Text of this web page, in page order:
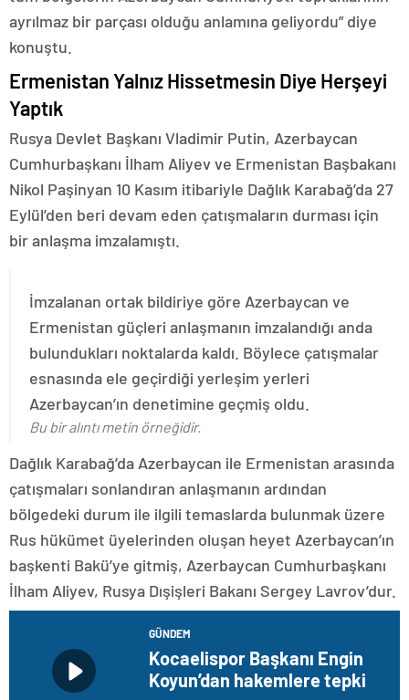
ayrılmaz bir parçası olduğu anlamına geliyordu” diye
konuştu.
Ermenistan Yalnız Hissetmesin Diye Herşeyi
Yaptık
Rusya Devlet Başkanı Vladimir Putin, Azerbaycan
Cumhurbaşkanı İlham Aliyev ve Ermenistan Başbakanı
Nikol Paşinyan 10 Kasım itibariyle Dağlık Karabağ’da 27
Eylül’den beri devam eden çatışmaların durması için
bir anlaşma imzalamıştı.
İmzalanan ortak bildiriye göre Azerbaycan ve
Ermenistan güçleri anlaşmanın imzalandığı anda
bulundukları noktalarda kaldı. Böylece çatışmalar
esnasında ele geçirdiği yerleşim yerleri
Azerbaycan’ın denetimine geçmiş oldu.
Bu bir alıntı metin örneğidir.
Dağlık Karabağ’da Azerbaycan ile Ermenistan arasında
çatışmaları sonlandıran anlaşmanın ardından
bölgedeki durum ile ilgili temaslarda bulunmak üzere
Rus hükümet üyelerinden oluşan heyet Azerbaycan’ın
başkenti Bakü’ye gitmiş, Azerbaycan Cumhurbaşkanı
İlham Aliyev, Rusya Dışişleri Bakanı Sergey Lavrov’dur.
GÜNDEM
Kocaelispor Başkanı Engin
Koyun’dan hakemlere tepki